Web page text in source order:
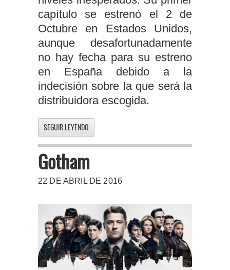
capítulo se estrenó el 2 de
Octubre en Estados Unidos,
aunque desafortunadamente
no hay fecha para su estreno
en España debido a la
indecisión sobre la que será la
distribuidora escogida.
SEGUIR LEYENDO
Gotham
22 DE ABRIL DE 2016